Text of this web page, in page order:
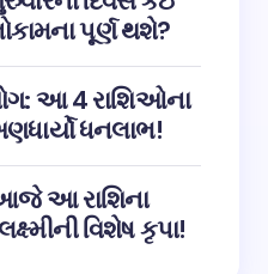
પૂર્ણ થશે?
આ 4 રાશિઓના
ધનલાભ!
આ રાશિના
વિશેષ કૃપા!